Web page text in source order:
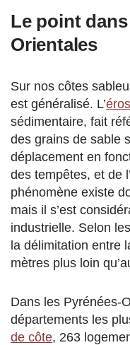
Le point
Orientales
Sur nos côtes
est généralisé. L’
sédimentaire, fait
des grains de sable
déplacement en
des tempêtes, et de
phénomène existe
mais il s’est
industrielle. Selon
la délimitation entre
mètres plus loin
Dans les Pyrénées-
départements les
de côte, 263